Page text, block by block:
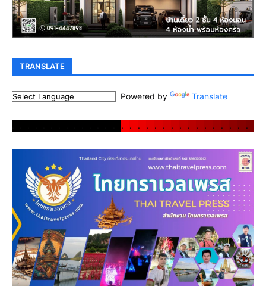
TRANSLATE
Powered by Translate
. . . . . . . . . . . . . . . .